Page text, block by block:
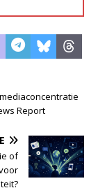
Report
of